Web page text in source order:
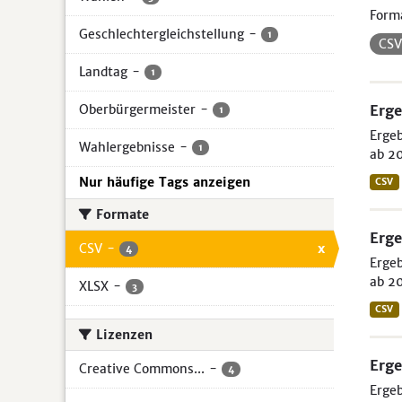
Geschlechtergleichstellung - 1
Landtag - 1
Oberbürgermeister - 1
Wahlergebnisse - 1
Nur häufige Tags anzeigen
Formate
CSV - 4 x
XLSX - 3
Lizenzen
Creative Commons... - 4
CSV
ab
CSV
ab
CSV